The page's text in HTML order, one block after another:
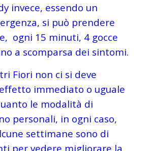
invece, essendo un
si può prendere
ogni 15 minuti, 4 gocce
a scomparsa dei sintomi.
Fiori non ci si deve
immediato o uguale
le modalità di
personali, in ogni caso,
settimane sono di
per vedere migliorare la